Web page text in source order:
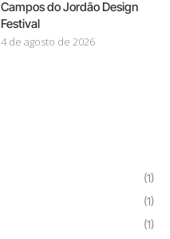
Campos do Jordão Design
Festival
4 de agosto de 2026
(1)
(1)
(1)